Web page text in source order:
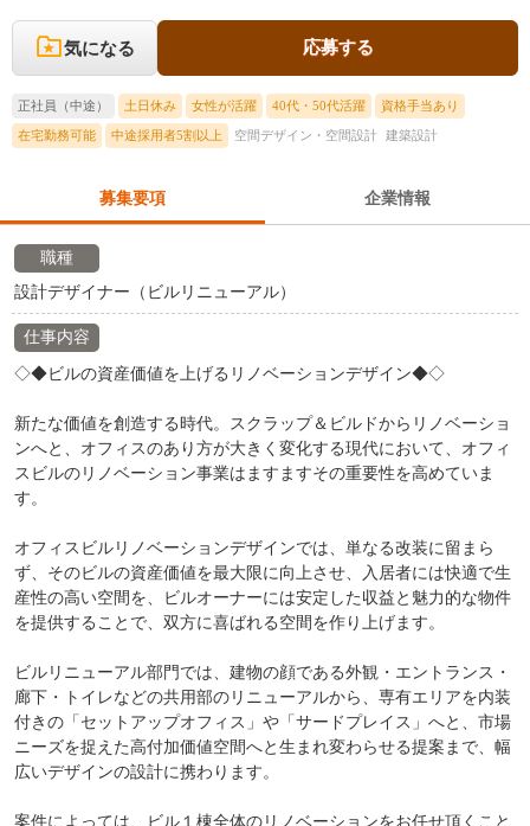
気になる 応募する
正社員（中途） 土日休み 女性が活躍 40代・50代活躍 資格手当あり
在宅勤務可能 中途採用者5割以上 空間デザイン・空間設計 建築設計
募集要項 企業情報
職種
設計デザイナー（ビルリニューアル）
仕事内容
◇◆ビルの資産価値を上げるリノベーションデザイン◆◇
新たな価値を創造する時代。スクラップ＆ビルドからリノベーショ
ンへと、オフィスのあり方が大きく変化する現代において、オフィ
スビルのリノベーション事業はますますその重要性を高めていま
す。
オフィスビルリノベーションデザインでは、単なる改装に留まら
ず、そのビルの資産価値を最大限に向上させ、入居者には快適で生
産性の高い空間を、ビルオーナーには安定した収益と魅力的な物件
を提供することで、双方に喜ばれる空間を作り上げます。
ビルリニューアル部門では、建物の顔である外観・エントランス・
廊下・トイレなどの共用部のリニューアルから、専有エリアを内装
付きの「セットアップオフィス」や「サードプレイス」へと、市場
ニーズを捉えた高付加価値空間へと生まれ変わらせる提案まで、幅
広いデザインの設計に携わります。
案件によっては、ビル１棟全体のリノベーションをお任せ頂くこと